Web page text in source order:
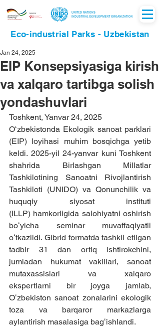
Eco-industrial Parks - Uzbekistan
EIP Konsepsiyasiga kirish
va xalqaro tartibga solish
yondashuvlari
Jan 24, 2025
Toshkent, Yanvar 24, 2025
Oʻzbekistonda Ekologik sanoat parklari
(EIP) loyihasi muhim bosqichga yetib
keldi. 2025-yil 24-yanvar kuni Toshkent
shahrida Birlashgan Millatlar
Tashkilotining Sanoatni Rivojlantirish
Tashkiloti (UNIDO) va Qonunchilik va
huquqiy siyosat instituti
(ILLP) hamkorligida salohiyatni oshirish
boʻyicha seminar muvaffaqiyatli
oʻtkazildi. Gibrid formatda tashkil etilgan
tadbir 31 dan ortiq ishtirokchini,
jumladan hukumat vakillari, sanoat
mutaxassislari va xalqaro
ekspertlarni bir joyga jamlab,
Oʻzbekiston sanoat zonalarini ekologik
toza va barqaror markazlarga
aylantirish masalasiga bagʻishlandi.